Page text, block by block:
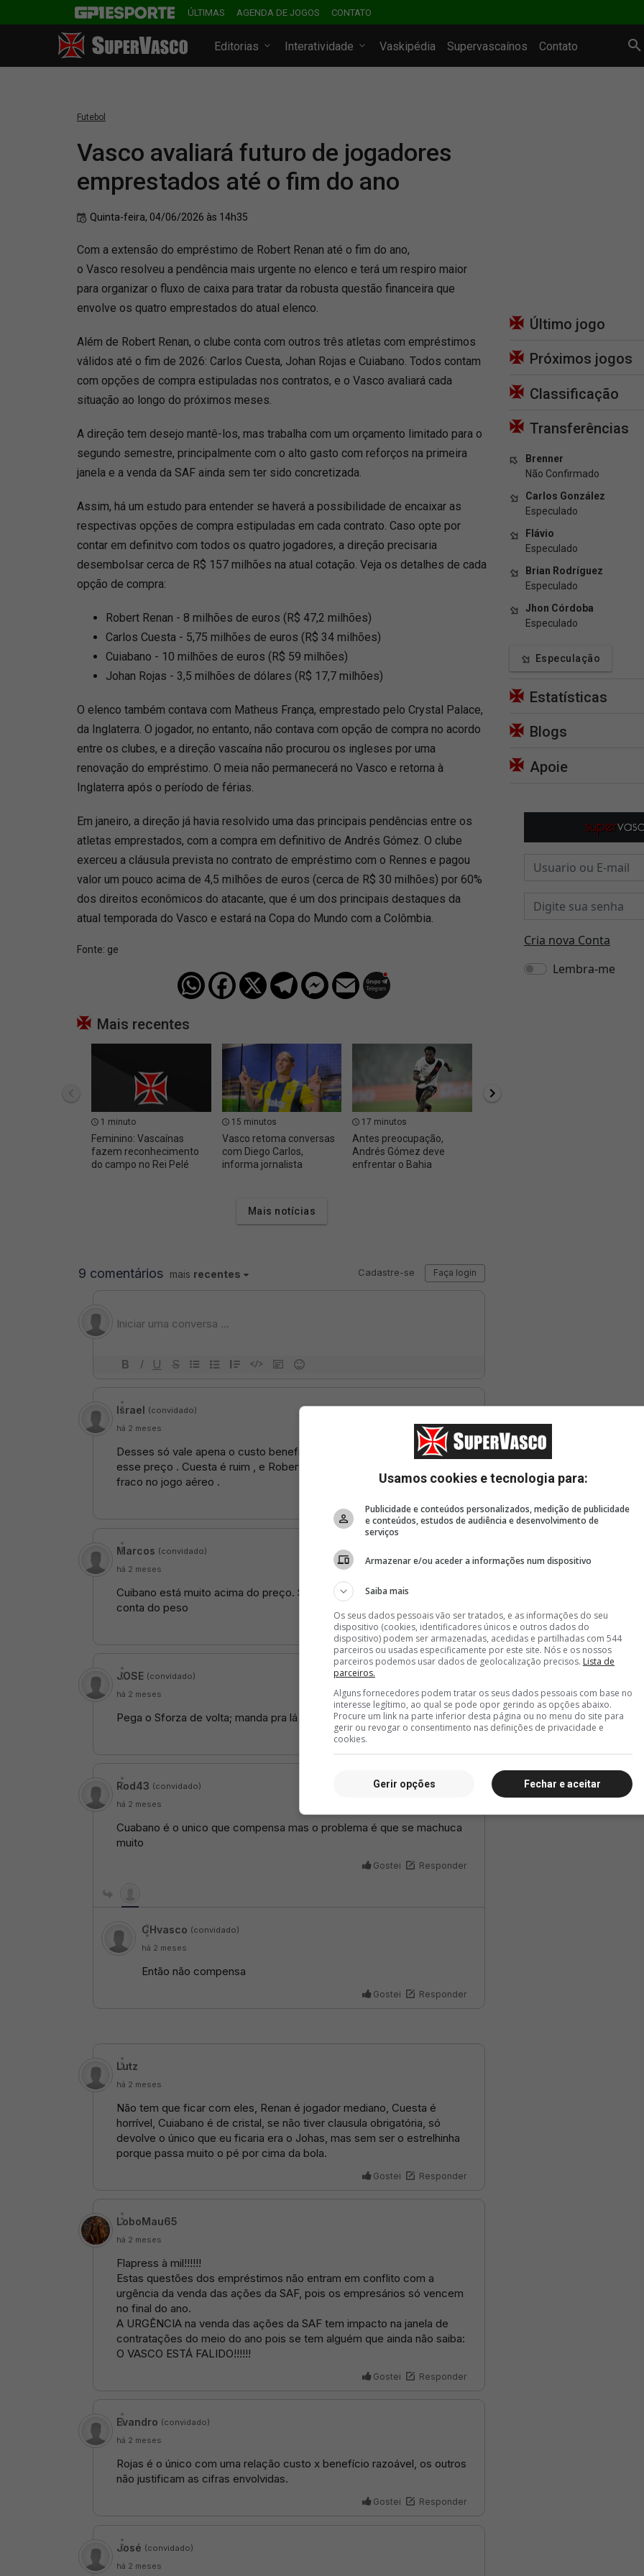
ÚLTIMAS AGENDA DE JOGOS CONTATO
Editorias Interatividade Vaskipédia Supervascaínos Contato
Futebol
Vasco avaliará futuro de jogadores
emprestados até o fim do ano
Quinta-feira, 04/06/2026 às 14h35
Com a extensão do empréstimo de Robert Renan até o fim do ano,
o Vasco resolveu a pendência mais urgente no elenco e terá um respiro maior
para organizar o fluxo de caixa para tratar da robusta questão financeira que
envolve os quatro emprestados do atual elenco.
Além de Robert Renan, o clube conta com outros três atletas com empréstimos
válidos até o fim de 2026: Carlos Cuesta, Johan Rojas e Cuiabano. Todos contam
com opções de compra estipuladas nos contratos, e o Vasco avaliará cada
situação ao longo do próximos meses.
A direção tem desejo mantê-los, mas trabalha com um orçamento limitado para o
segundo semestre, principalmente com o alto gasto com reforços na primeira
janela e a venda da SAF ainda sem ter sido concretizada.
Assim, há um estudo para entender se haverá a possibilidade de encaixar as
respectivas opções de compra estipuladas em cada contrato. Caso opte por
contar em definitvo com todos os quatro jogadores, a direção precisaria
desembolsar cerca de R$ 157 milhões na atual cotação. Veja os detalhes de cada
opção de compra:
Robert Renan - 8 milhões de euros (R$ 47,2 milhões)
Carlos Cuesta - 5,75 milhões de euros (R$ 34 milhões)
Cuiabano - 10 milhões de euros (R$ 59 milhões)
Johan Rojas - 3,5 milhões de dólares (R$ 17,7 milhões)
O elenco também contava com Matheus França, emprestado pelo Crystal Palace,
da Inglaterra. O jogador, no entanto, não contava com opção de compra no acordo
entre os clubes, e a direção vascaína não procurou os ingleses por uma
renovação do empréstimo. O meia não permanecerá no Vasco e retorna à
Inglaterra após o período de férias.
Em janeiro, a direção já havia resolvido uma das principais pendências entre os
atletas emprestados, com a compra em definitivo de Andrés Gómez. O clube
exerceu a cláusula prevista no contrato de empréstimo com o Rennes e pagou
valor um pouco acima de 4,5 milhões de euros (cerca de R$ 30 milhões) por 60%
dos direitos econômicos do atacante, que é um dos principais destaques da
atual temporada do Vasco e estará na Copa do Mundo com a Colômbia.
Fonte: ge
Mais recentes
1 minuto
Feminino: Vascaínas
fazem reconhecimento
do campo no Rei Pelé
15 minutos
Vasco retoma conversas
com Diego Carlos,
informa jornalista
17 minutos
Antes preocupação,
Andrés Gómez deve
enfrentar o Bahia
Mais notícias
Último jogo
Próximos jogos
Classificação
Transferências
Brenner
Não Confirmado
Carlos González
Especulado
Flávio
Especulado
Brian Rodríguez
Especulado
Jhon Córdoba
Especulado
Especulação
Estatísticas
Blogs
Apoie
Usamos cookies e tecnologia para:
Publicidade e conteúdos personalizados, medição de publicidade
e conteúdos, estudos de audiência e desenvolvimento de
serviços
Armazenar e/ou aceder a informações num dispositivo
Saiba mais
Os seus dados pessoais vão ser tratados, e as informações do seu
dispositivo (cookies, identificadores únicos e outros dados do
dispositivo) podem ser armazenadas, acedidas e partilhadas com 544
parceiros ou usadas especificamente por este site. Nós e os nossos
parceiros podemos usar dados de geolocalização precisos. Lista de
parceiros.
Alguns fornecedores podem tratar os seus dados pessoais com base no
interesse legítimo, ao qual se pode opor gerindo as opções abaixo.
Procure um link na parte inferior desta página ou no menu do site para
gerir ou revogar o consentimento nas definições de privacidade e
cookies.
Fechar e aceitar
Gerir opções